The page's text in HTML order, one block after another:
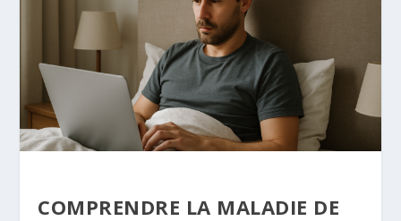
COMPRENDRE LA MALADIE DE